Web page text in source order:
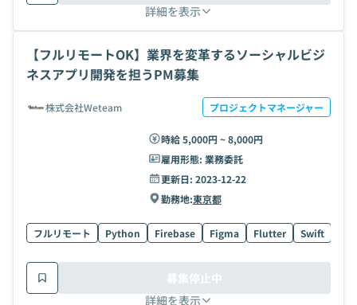
詳細を表示
【フルリモートOK】業界を変革するソーシャルビジ
ネスアプリ開発を担うPM募集
株式会社Weteam プロジェクトマネージャー
時給 5,000円 ~ 8,000円
雇用形態: 業務委託
更新日: 2023-12-22
勤務地:東京都
フルリモート Python Firebase Figma Flutter Swift
詳細を表示
募集停止中